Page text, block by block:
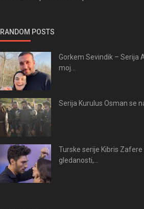
RANDOM POSTS
Gorkem Sevindik – Serija
moj...
Serija Kurulus Osman se
Turske serije Kibris
gledanosti,...